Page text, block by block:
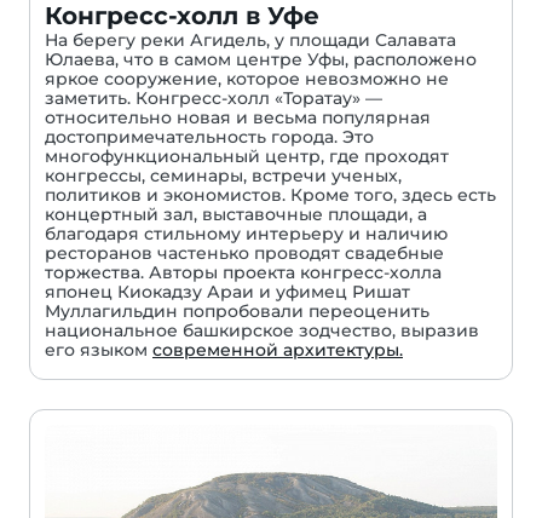
Конгресс-холл в Уфе
На берегу реки Агидель, у площади Салавата
Юлаева, что в самом центре Уфы, расположено
яркое сооружение, которое невозможно не
заметить. Конгресс-холл «Торатау» —
относительно новая и весьма популярная
достопримечательность города. Это
многофункциональный центр, где проходят
конгрессы, семинары, встречи ученых,
политиков и экономистов. Кроме того, здесь есть
концертный зал, выставочные площади, а
благодаря стильному интерьеру и наличию
ресторанов частенько проводят свадебные
торжества. Авторы проекта конгресс-холла
японец Киокадзу Араи и уфимец Ришат
Муллагильдин попробовали переоценить
национальное башкирское зодчество, выразив
его языком современной архитектуры.